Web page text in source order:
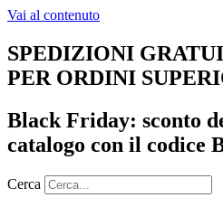
Vai al contenuto
SPEDIZIONI
PER ORDINI
Black Friday: sconto
catalogo con il codice
Cerca